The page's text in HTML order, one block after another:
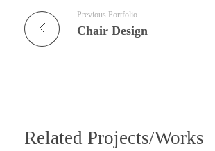
Previous Portfolio
Chair Design
Related Projects/Works